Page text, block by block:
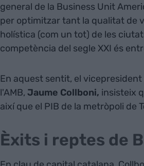
general de la Business Unit
per optimitzar tant la qualitat de
holística (com un tot) de les
competència del segle XXI és
En aquest sentit, el
l'AMB, Jaume Collboni, insisteix
així que el PIB de la metròpoli de
Èxits i reptes de